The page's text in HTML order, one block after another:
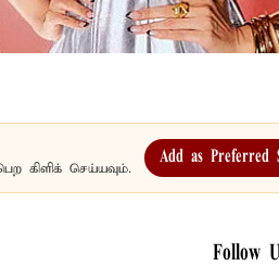
கிளிக் செய்யவும்.
Add as Preferred
Follow